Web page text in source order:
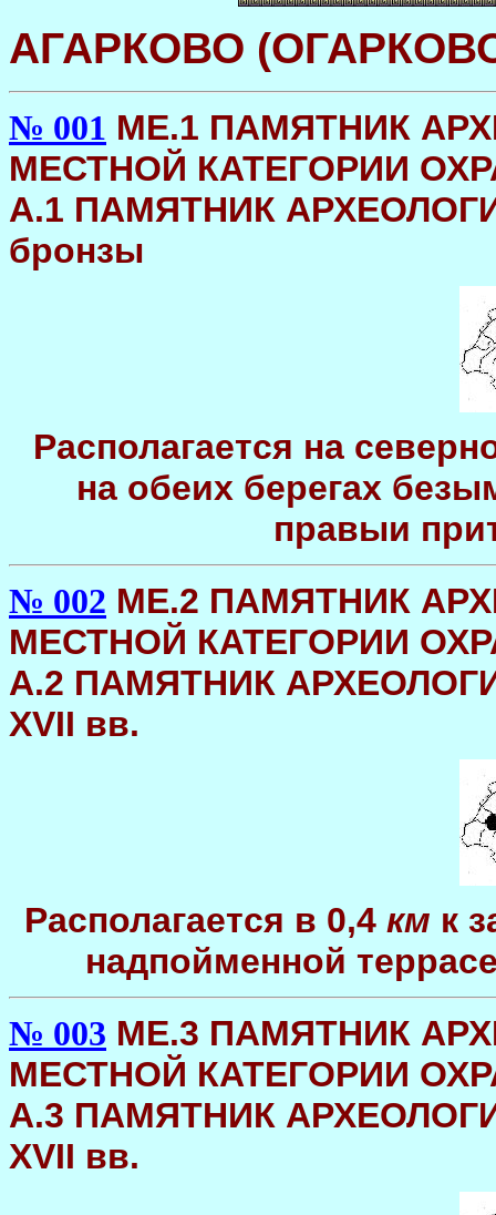
АГАРКОВО
№ 001 МЕ.1 ПАМЯТНИК
МЕСТНОЙ КАТЕГОРИИ
А.1 ПАМЯТНИК
бронзы
Располагается на
на обеих берегах
правыи
№ 002 МЕ.2 ПАМЯТНИК
МЕСТНОЙ КАТЕГОРИИ
А.2 ПАМЯТНИК
XVII вв.
Располагается в 0,4 км к
надпойменной
№ 003 МЕ.3 ПАМЯТНИК
МЕСТНОЙ КАТЕГОРИИ
А.3 ПАМЯТНИК
XVII вв.